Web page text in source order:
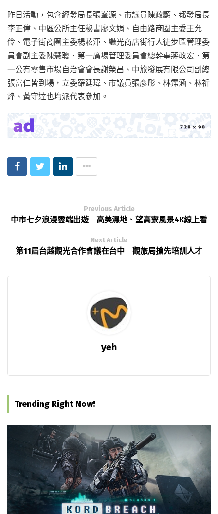
昨日活動，包含經發局長張峯源、市議員陳政顯、都發局長
李正偉、中區公所主任秘書廖文娟、自由路商圈主委王允
伶、電子街商圈主委楊菘渾、繼光商店街行人徒步區管理委
員會副主委陳慧聰、第一廣場管理委員會總幹事蔣政宏、第
一公有零售市場自治會會長謝榮昌、中旅發展有限公司副總
張富仁皆到場，立委羅廷瑋、市議員張彥彤、林霈涵、林祈
烽、黃守達也均派代表參加。
Previous Article
中市七夕浪漫雲端出遊 高美濕地、望高寮風景4K線上看
Next Article
第11屆台越觀光合作會議在台中 觀旅局搶先培訓人才
yeh
Trending Right Now!